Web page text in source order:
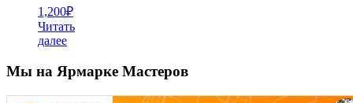
1,200₽
Читать
далее
Мы на Ярмарке Мастеров